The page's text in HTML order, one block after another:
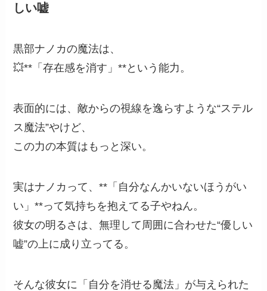
しい嘘
黒部ナノカの魔法は、
💥**「存在感を消す」**という能力。
表面的には、敵からの視線を逸らすような“ステル
ス魔法”やけど、
この力の本質はもっと深い。
実はナノカって、**「自分なんかいないほうがい
い」**って気持ちを抱えてる子やねん。
彼女の明るさは、無理して周囲に合わせた“優しい
嘘”の上に成り立ってる。
そんな彼女に「自分を消せる魔法」が与えられた